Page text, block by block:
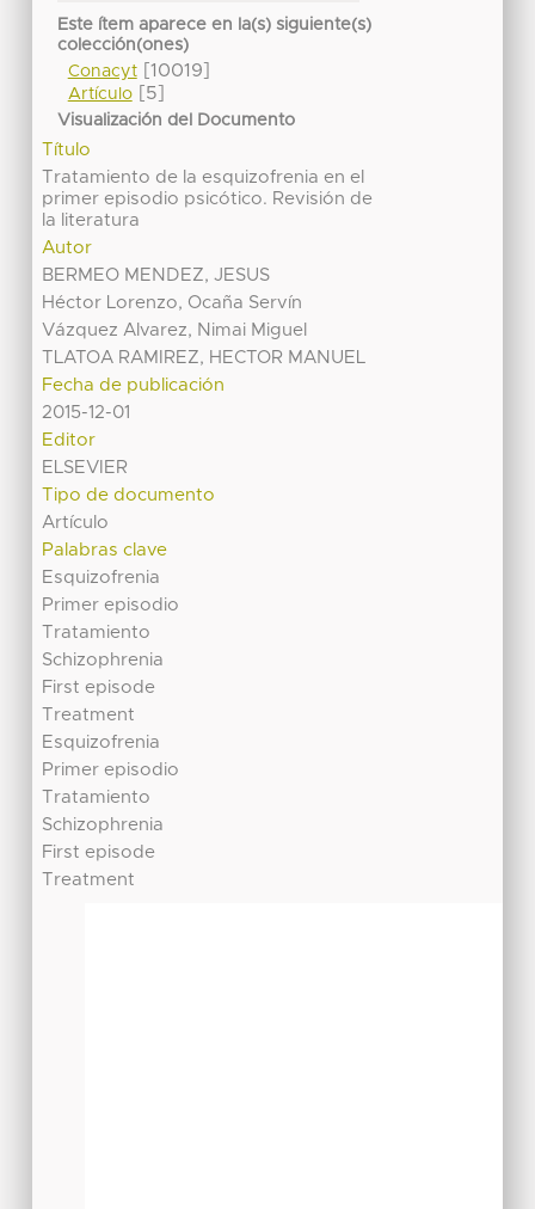
Este ítem aparece en la(s) siguiente(s)
colección(ones)
Conacyt[10019]
Artículo[5]
Visualización del Documento
Título
Tratamiento de la esquizofrenia en el
primer episodio psicótico. Revisión de
la literatura
Autor
BERMEO MENDEZ, JESUS
Héctor Lorenzo, Ocaña Servín
Vázquez Alvarez, Nimai Miguel
TLATOA RAMIREZ, HECTOR MANUEL
Fecha de publicación
2015-12-01
Editor
ELSEVIER
Tipo de documento
Artículo
Palabras clave
Esquizofrenia
Primer episodio
Tratamiento
Schizophrenia
First episode
Treatment
Esquizofrenia
Primer episodio
Tratamiento
Schizophrenia
First episode
Treatment